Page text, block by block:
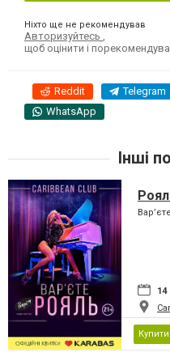
Ніхто ще не рекомендував
Авторизуйтесь ,
щоб оцінити і
Reddit Telegram
WhatsApp
Інші
14
Купити